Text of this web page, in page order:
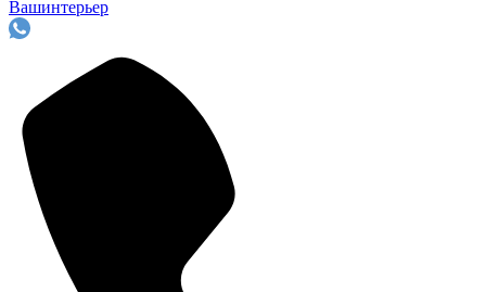
Вашинтерьер